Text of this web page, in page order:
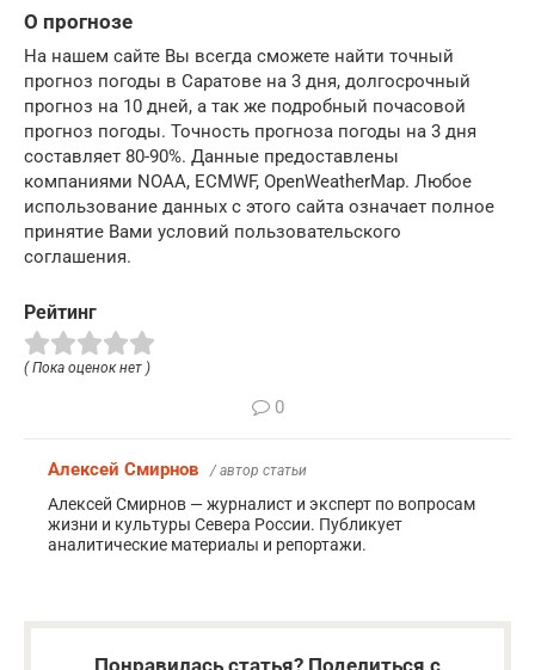
О прогнозе
На нашем сайте Вы всегда сможете найти точный
прогноз погоды в Саратове на 3 дня, долгосрочный
прогноз на 10 дней, а так же подробный почасовой
прогноз погоды. Точность прогноза погоды на 3 дня
составляет 80-90%. Данные предоставлены
компаниями NOAA, ECMWF, OpenWeatherMap. Любое
использование данных с этого сайта означает полное
принятие Вами условий пользовательского
соглашения.
Рейтинг
( Пока оценок нет )
0
Алексей Смирнов / автор статьи
Алексей Смирнов — журналист и эксперт по вопросам
жизни и культуры Севера России. Публикует
аналитические материалы и репортажи.